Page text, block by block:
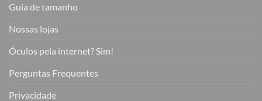
Guia de tamanho
Nossas lojas
Óculos pela internet? Sim!
Perguntas Frequentes
Privacidade